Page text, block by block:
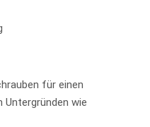
für einen
Untergründen wie